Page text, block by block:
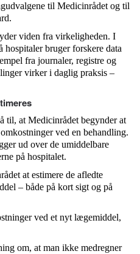
til Medicinrådet og til
viden fra virkeligheden. I
hospitaler bruger forskere data
fra journaler, registre og
virker i daglig praksis –
til, at Medicinrådet begynder at
ved en behandling.
ud over de umiddelbare
på hospitalet.
at estimere de afledte
– både på kort sigt og på
ved et nyt lægemiddel,
om, at man ikke medregner